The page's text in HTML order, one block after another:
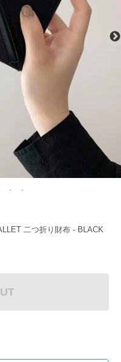
二つ折り財布 - BLACK